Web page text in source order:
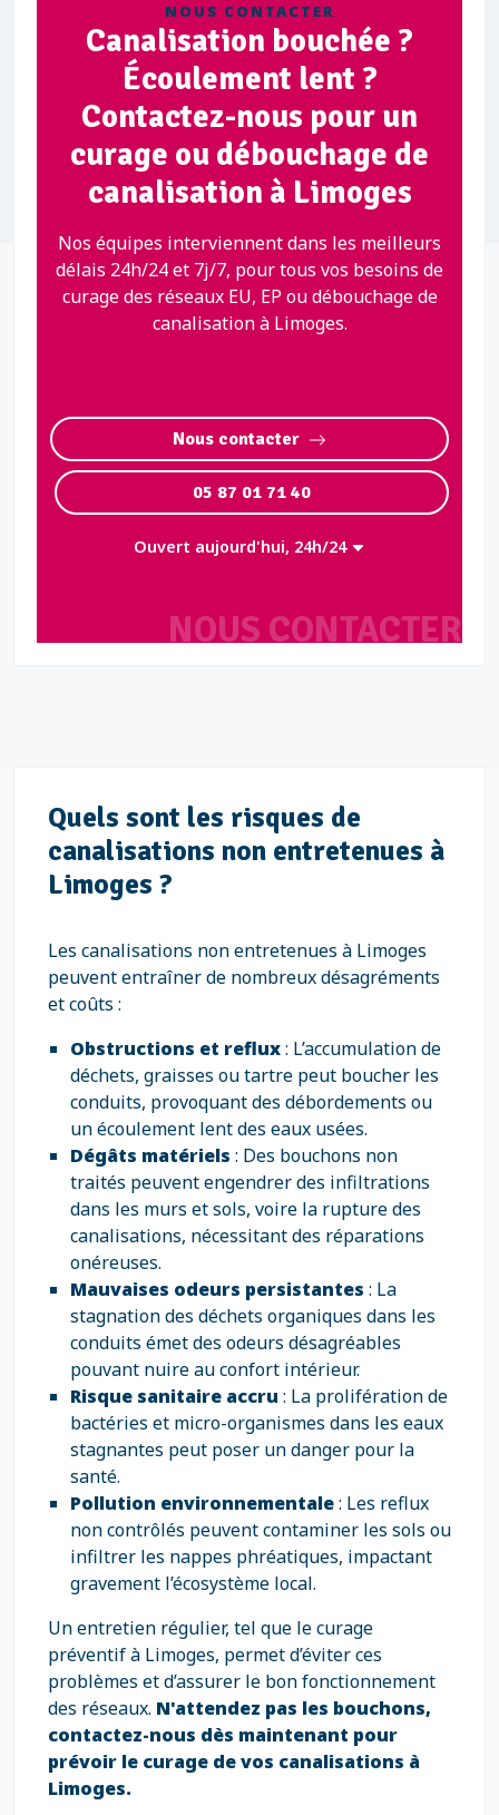
NOUS CONTACTER
NOUS CONTACTER
Canalisation bouchée ?
Écoulement lent ?
Contactez-nous pour un
curage ou débouchage de
canalisation à Limoges
Nos équipes interviennent dans les meilleurs
délais 24h/24 et 7j/7, pour tous vos besoins de
curage des réseaux EU, EP ou débouchage de
canalisation à Limoges.
Nous contacter
05 87 01 71 40
Ouvert aujourd'hui, 24h/24
Quels sont les risques de
canalisations non entretenues à
Limoges ?
Les canalisations non entretenues à Limoges
peuvent entraîner de nombreux désagréments
et coûts :
Obstructions et reflux: L’accumulation de
déchets, graisses ou tartre peut boucher les
conduits, provoquant des débordements ou
un écoulement lent des eaux usées.
Dégâts matériels : Des bouchons non
traités peuvent engendrer des infiltrations
dans les murs et sols, voire la rupture des
canalisations, nécessitant des réparations
onéreuses.
Mauvaises odeurs persistantes : La
stagnation des déchets organiques dans les
conduits émet des odeurs désagréables
pouvant nuire au confort intérieur.
Risque sanitaire accru : La prolifération de
bactéries et micro-organismes dans les eaux
stagnantes peut poser un danger pour la
santé.
Pollution environnementale: Les reflux
non contrôlés peuvent contaminer les sols ou
infiltrer les nappes phréatiques, impactant
gravement l’écosystème local.
Un entretien régulier, tel que le curage
préventif à Limoges, permet d’éviter ces
problèmes et d’assurer le bon fonctionnement
des réseaux. N'attendez pas les bouchons,
contactez-nous dès maintenant pour
prévoir le curage de vos canalisations à
Limoges.